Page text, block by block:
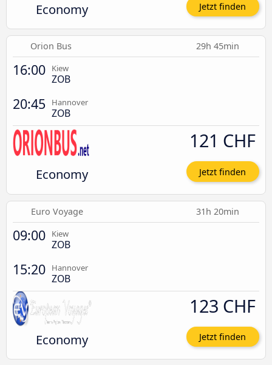
Economy Jetzt finden
Orion Bus 29h 45min
16:00 Kiew
ZOB
20:45 Hannover
ZOB
Economy
121 CHF
Jetzt finden
Euro Voyage 31h 20min
09:00 Kiew
ZOB
15:20 Hannover
ZOB
Economy
123 CHF
Jetzt finden